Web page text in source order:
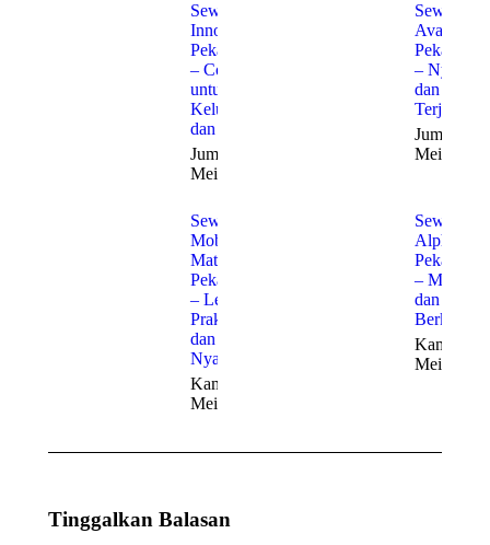
Sewa
Innova
Pekanbaru
– Cocok
untuk
Keluarga
dan Bisnis
Jumat, 22
Mei 2026
Sewa
Avanza
Pekanbaru
– Nyaman
dan
Jumat, 22
Mei 2026
Sewa
Mobil
Matic
Pekanbaru
– Lebih
Praktis
dan
Nyaman
Kamis, 21
Mei 2026
Sewa
Alphard
Pekanbaru
– Mewah
dan
Berkelas
Kamis, 21
Mei 2026
Tinggalkan Balasan